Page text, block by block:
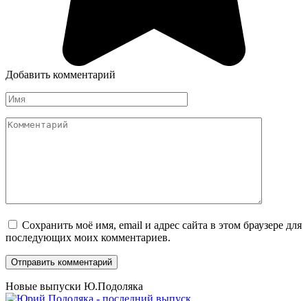
Добавить комментарий
Имя
*
Комментарий
Сохранить моё имя, email и адрес сайта в этом браузере для
последующих моих комментариев.
Новые выпуски Ю.Подоляка